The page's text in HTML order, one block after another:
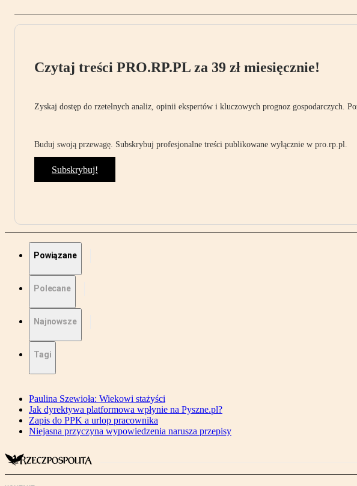
Czytaj treści PRO.RP.PL za 39 zł miesięcznie!
Zyskaj dostęp do rzetelnych analiz, opinii ekspertów i kluczowych prognoz gospodarczych.
Buduj swoją przewagę. Subskrybuj profesjonalne treści publikowane wyłącznie w pro.rp.pl.
Subskrybuj!
Powiązane
Polecane
Najnowsze
Tagi
Paulina Szewioła: Wiekowi stażyści
Jak dyrektywa platformowa wpłynie na Pyszne.pl?
Zapis do PPK a urlop pracownika
Niejasna przyczyna wypowiedzenia narusza przepisy